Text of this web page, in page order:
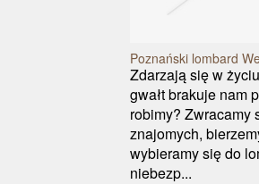
Poznański lombard
Zdarzają się w
gwałt brakuje nam
robimy? Zwracamy
znajomych,
wybieramy się do
niebezp...